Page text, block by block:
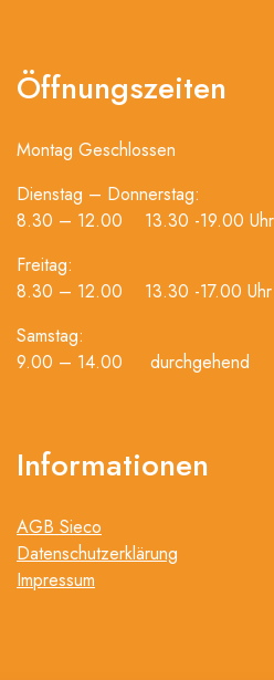
Öffnungszeiten
Montag Geschlossen
Dienstag – Donnerstag:
8.30 – 12.00 13.30 -19.00 Uhr
Freitag:
8.30 – 12.00 13.30 -17.00 Uhr
Samstag:
9.00 – 14.00 durchgehend
Informationen
AGB Sieco
Datenschutzerklärung
Impressum